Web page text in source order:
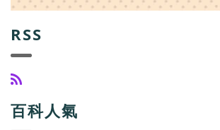
RSS
百科人氣